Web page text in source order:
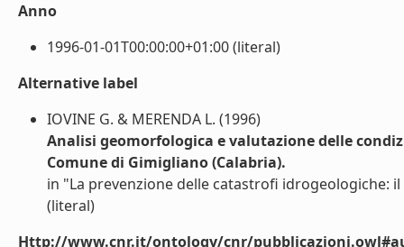
Anno
1996-01-01T00:00:00+01:00 (literal)
Alternative label
IOVINE G. & MERENDA L. (1996)
Analisi geomorfologica e valutazione delle
Comune di Gimigliano (Calabria).
in "La prevenzione delle catastrofi idrogeologiche:
(literal)
Http://www.cnr.it/ontology/cnr/